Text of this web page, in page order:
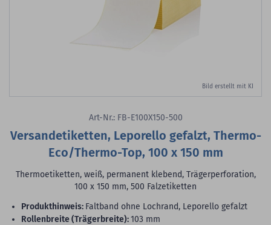
Bild erstellt mit KI
Art-Nr.: FB-E100X150-500
Versandetiketten, Leporello gefalzt, Thermo-
Eco/Thermo-Top, 100 x 150 mm
Thermoetiketten, weiß, permanent klebend, Trägerperforation,
100 x 150 mm, 500 Falzetiketten
Produkthinweis: Faltband ohne Lochrand, Leporello gefalzt
Rollenbreite (Trägerbreite):103 mm